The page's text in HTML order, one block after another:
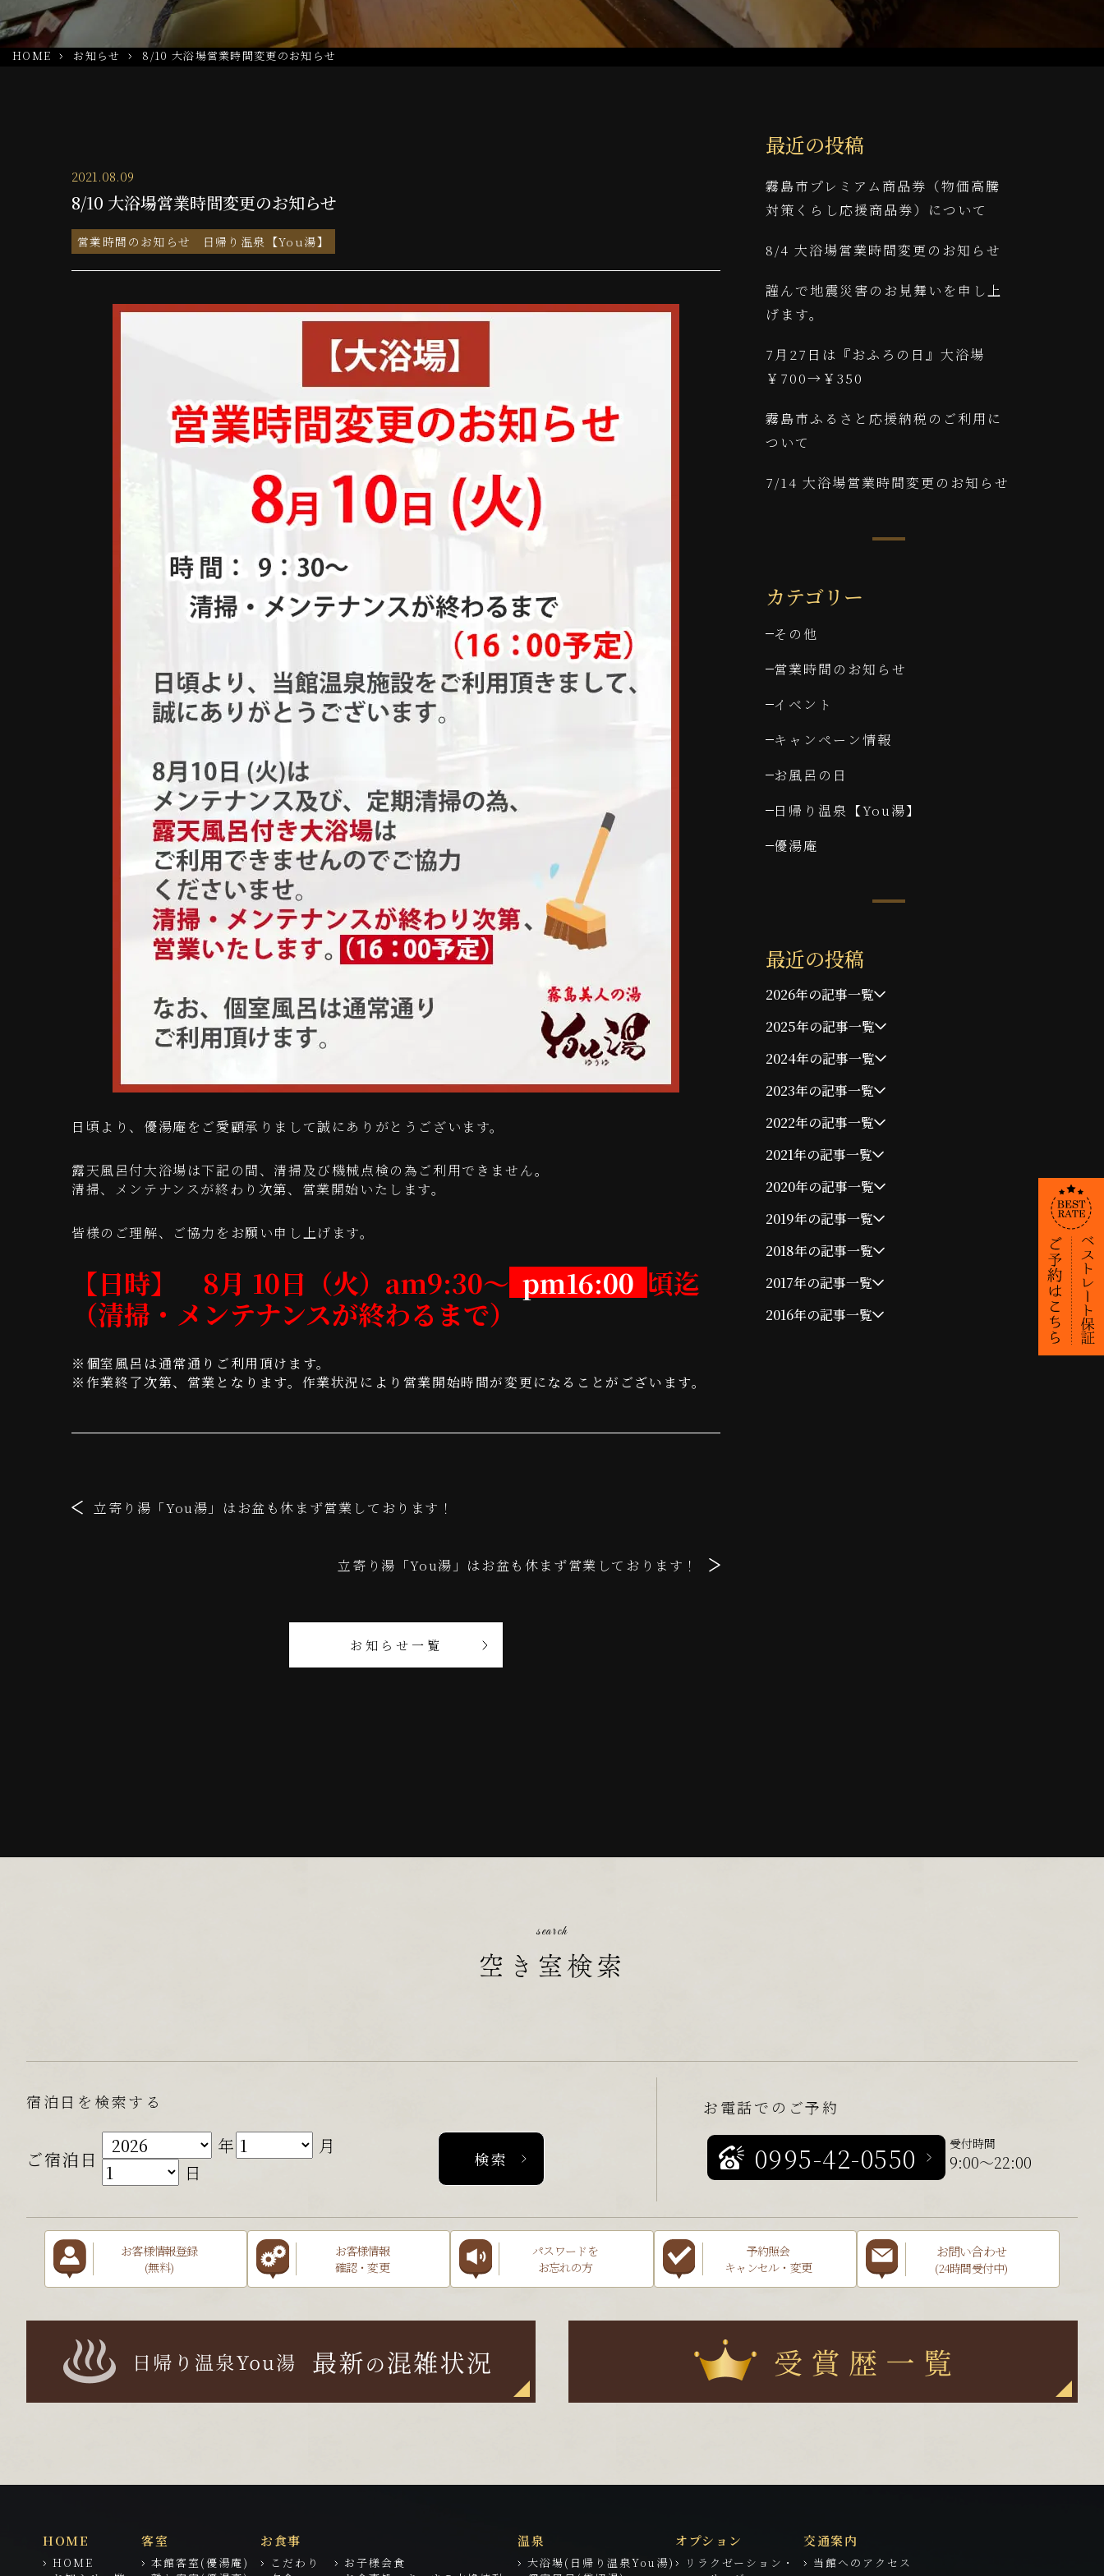
HOME お知らせ 8/10 大浴場営業時間変更のお知らせ
2021.08.09
8/10 大浴場営業時間変更のお知らせ
営業時間のお知らせ 日帰り温泉【You湯】
日頃より、優湯庵をご愛顧承りまして誠にありがとうございます。
露天風呂付大浴場は下記の間、清掃及び機械点検の為ご利用できません。
清掃、メンテナンスが終わり次第、営業開始いたします。
皆様のご理解、ご協力をお願い申し上げます。
【日時】 8月 10日（火）am9:30～ pm16:00 頃迄
（清掃・メンテナンスが終わるまで）
※個室風呂は通常通りご利用頂けます。
※作業終了次第、営業となります。作業状況により営業開始時間が変更になることがございます。
立寄り湯「You湯」はお盆も休まず営業しております！
立寄り湯「You湯」はお盆も休まず営業しております！
お知らせ一覧
最近の投稿
霧島市プレミアム商品券（物価高騰
対策くらし応援商品券）について
8/4 大浴場営業時間変更のお知らせ
謹んで地震災害のお見舞いを申し上
げます。
7月27日は『おふろの日』大浴場
￥700→￥350
霧島市ふるさと応援納税のご利用に
ついて
7/14 大浴場営業時間変更のお知らせ
カテゴリー
その他
営業時間のお知らせ
イベント
キャンペーン情報
お風呂の日
日帰り温泉【You湯】
優湯庵
最近の投稿
2026年の記事一覧
2025年の記事一覧
2024年の記事一覧
2023年の記事一覧
2022年の記事一覧
2021年の記事一覧
2020年の記事一覧
2019年の記事一覧
2018年の記事一覧
2017年の記事一覧
2016年の記事一覧
search
空き室検索
宿泊日を検索する
ご宿泊日
年
月
日
お電話でのご予約
0995-42-0550 受付時間
9:00～22:00
お客様情報登録
(無料)
お客様情報
確認・変更
パスワードを
お忘れの方
予約照会
キャンセル・変更
お問い合わせ
(24時間受付中)
HOME
HOME
客室
本館客室(優湯庵)
お食事
こだわり
お子様会食
温泉
大浴場(日帰り温泉You湯)
オプション
リラクゼーション・
交通案内
当館へのアクセス